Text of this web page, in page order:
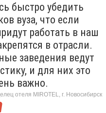
быстро убедить
вуза, что если
работать в наш
в отрасли.
заведения ведут
и для них это
важно.
отеля MIROTEL, г. Новосибирск